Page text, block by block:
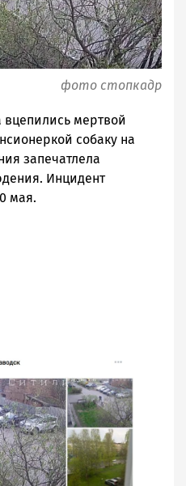
фото стопкадр
вцепились мертвой
собаку на
запечатлела
Инцидент
мая.